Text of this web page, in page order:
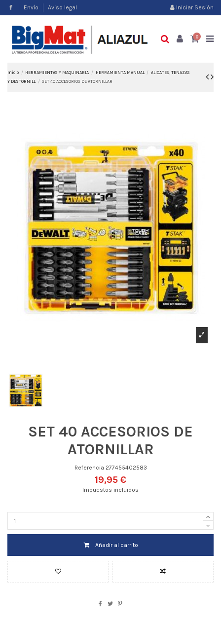
Envío Aviso legal Iniciar Sesión
0
Inicio HERRAMIENTAS Y MAQUINARIA HERRAMIENTA MANUAL
ALICATES, TENAZAS
Y DESTORNILL
SET 40 ACCESORIOS DE ATORNILLAR
SET 40 ACCESORIOS DE
ATORNILLAR
Referencia 277455402583
19,95 €
Impuestos incluidos
Añadir al carrito